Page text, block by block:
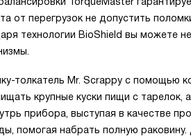
от перегрузок не допустить
технологии BioShield вы можете
толкатель Мr. Scrappy с помощью
крупные куски пищи с тарелок,
прибора, выступая в качестве
помогая набрать полную